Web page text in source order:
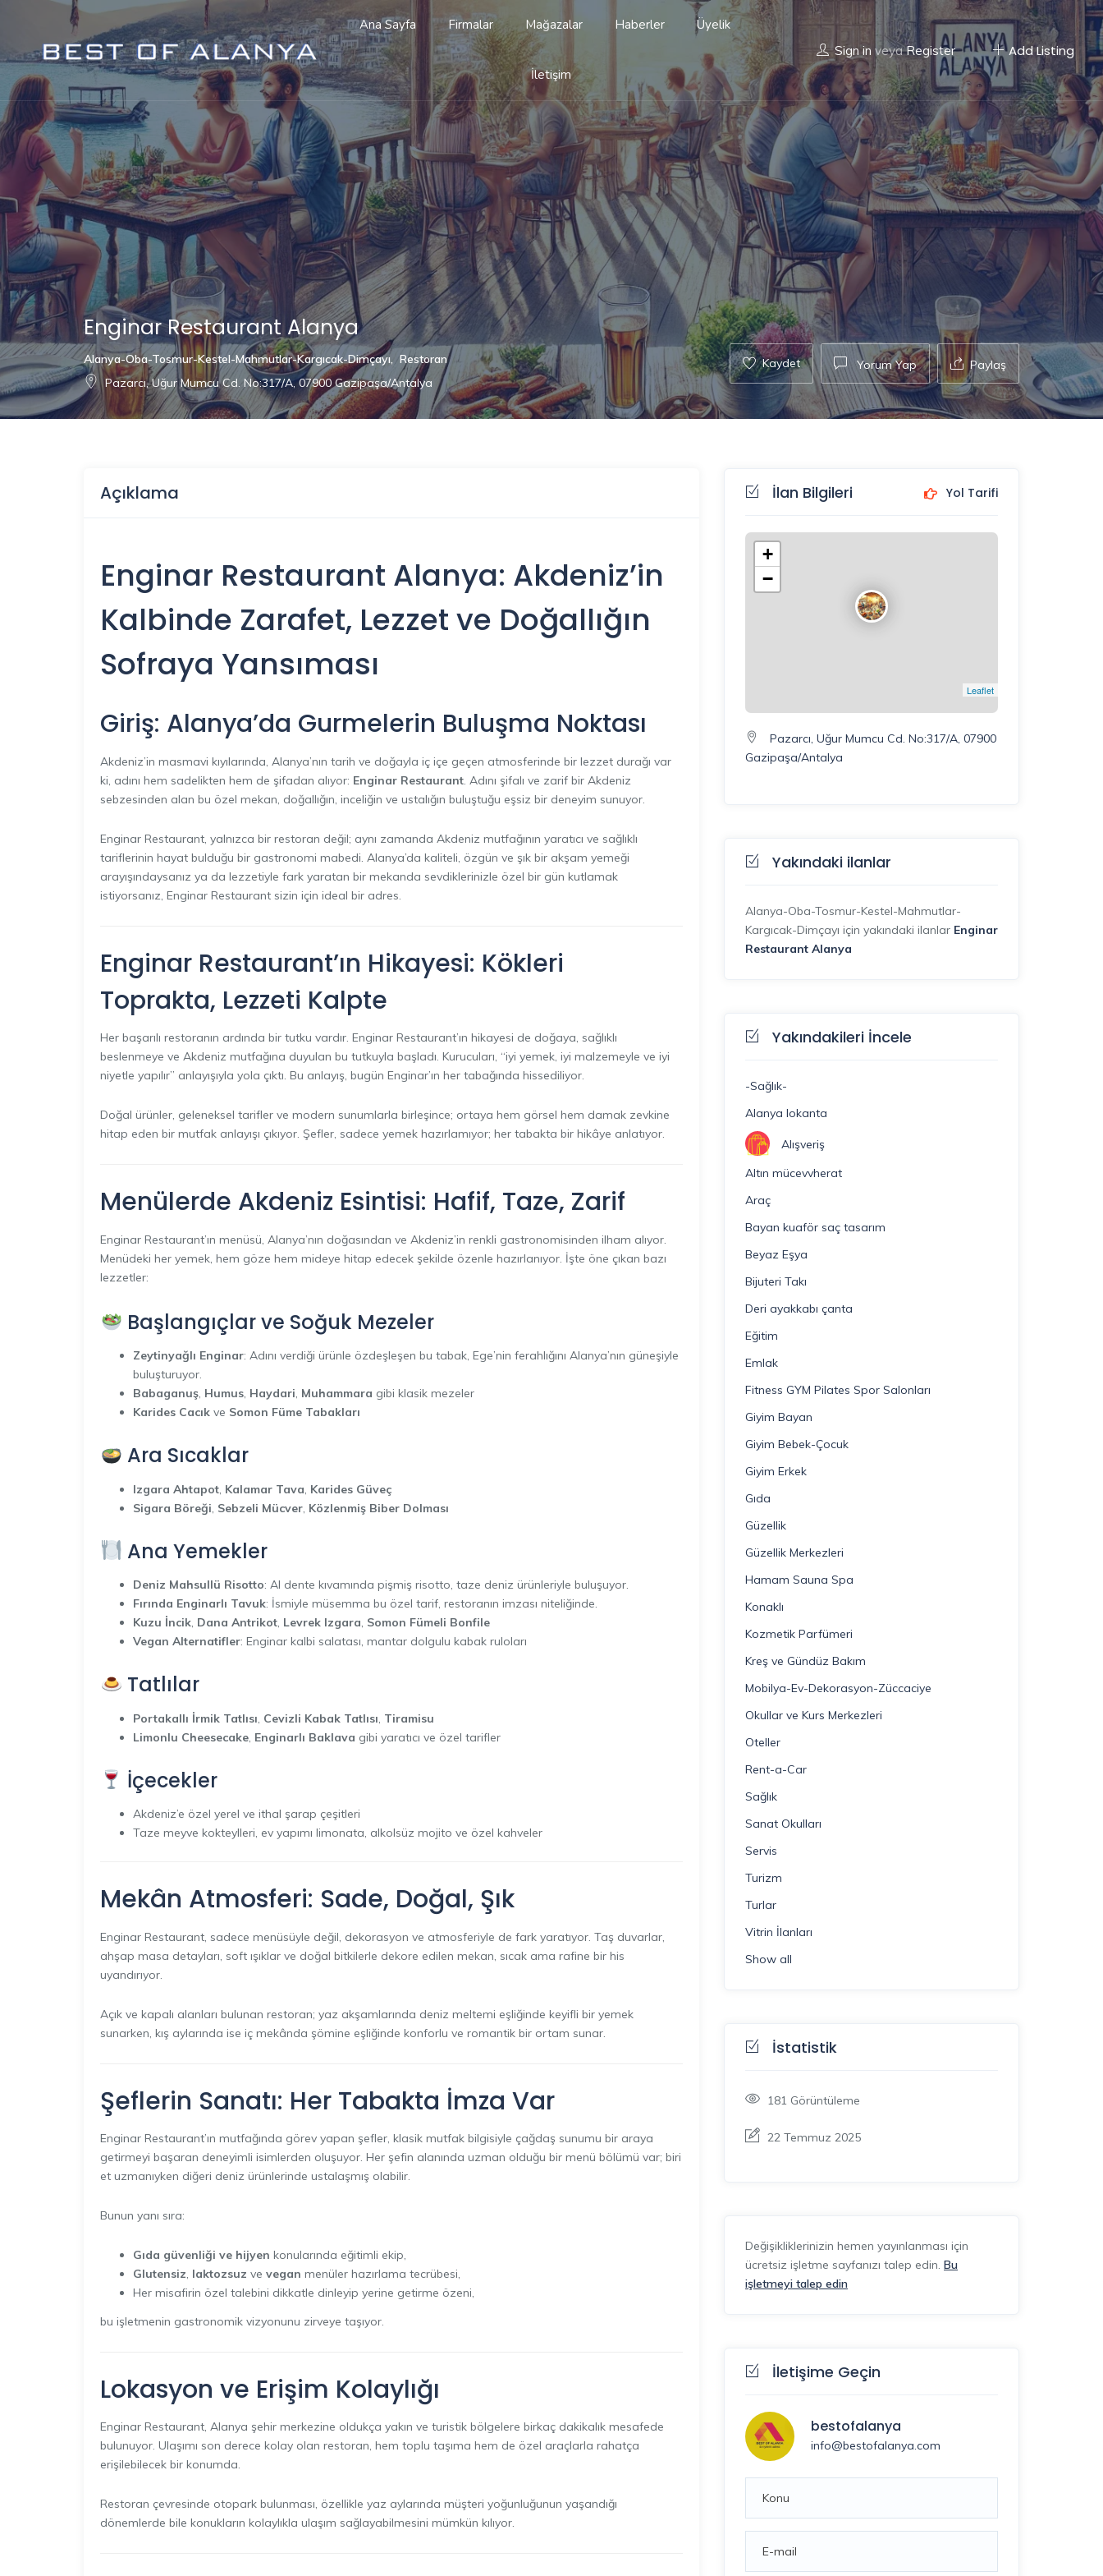
Ana Sayfa Firmalar Mağazalar Haberler Üyelik
İletişim
Sign in veya Register Add Listing
Enginar Restaurant Alanya
Alanya-Oba-Tosmur-Kestel-Mahmutlar-Kargıcak-Dimçayı, Restoran
Pazarcı, Uğur Mumcu Cd. No:317/A, 07900 Gazipaşa/Antalya
Kaydet Yorum Yap Paylaş
Açıklama
Enginar Restaurant Alanya: Akdeniz’in
Kalbinde Zarafet, Lezzet ve Doğallığın
Sofraya Yansıması
Giriş: Alanya’da Gurmelerin Buluşma Noktası
Akdeniz’in masmavi kıyılarında, Alanya’nın tarih ve doğayla iç içe geçen atmosferinde bir lezzet durağı var
ki, adını hem sadelikten hem de şifadan alıyor: Enginar Restaurant . Adını şifalı ve zarif bir Akdeniz
sebzesinden alan bu özel mekan, doğallığın, inceliğin ve ustalığın buluştuğu eşsiz bir deneyim sunuyor.
Enginar Restaurant, yalnızca bir restoran değil; aynı zamanda Akdeniz mutfağının yaratıcı ve sağlıklı
tariflerinin hayat bulduğu bir gastronomi mabedi. Alanya’da kaliteli, özgün ve şık bir akşam yemeği
arayışındaysanız ya da lezzetiyle fark yaratan bir mekanda sevdiklerinizle özel bir gün kutlamak
istiyorsanız, Enginar Restaurant sizin için ideal bir adres.
Enginar Restaurant’ın Hikayesi: Kökleri
Toprakta, Lezzeti Kalpte
Her başarılı restoranın ardında bir tutku vardır. Enginar Restaurant’ın hikayesi de doğaya, sağlıklı
beslenmeye ve Akdeniz mutfağına duyulan bu tutkuyla başladı. Kurucuları, “iyi yemek, iyi malzemeyle ve iyi
niyetle yapılır” anlayışıyla yola çıktı. Bu anlayış, bugün Enginar’ın her tabağında hissediliyor.
Doğal ürünler, geleneksel tarifler ve modern sunumlarla birleşince; ortaya hem görsel hem damak zevkine
hitap eden bir mutfak anlayışı çıkıyor. Şefler, sadece yemek hazırlamıyor; her tabakta bir hikâye anlatıyor.
Menülerde Akdeniz Esintisi: Hafif, Taze, Zarif
Enginar Restaurant’ın menüsü, Alanya’nın doğasından ve Akdeniz’in renkli gastronomisinden ilham alıyor.
Menüdeki her yemek, hem göze hem mideye hitap edecek şekilde özenle hazırlanıyor. İşte öne çıkan bazı
lezzetler:
Başlangıçlar ve Soğuk Mezeler
Zeytinyağlı Enginar: Adını verdiği ürünle özdeşleşen bu tabak, Ege’nin ferahlığını Alanya’nın güneşiyle
buluşturuyor.
Babaganuş, Humus, Haydari, Muhammara gibi klasik mezeler
Karides Cacık ve Somon Füme Tabakları
Ara Sıcaklar
Izgara Ahtapot Kalamar Tava Karides Güveç
Sigara Böreği Sebzeli Mücver Közlenmiş Biber Dolması
Ana Yemekler
Deniz Mahsullü Risotto: Al dente kıvamında pişmiş risotto, taze deniz ürünleriyle buluşuyor.
Fırında Enginarlı Tavuk: İsmiyle müsemma bu özel tarif, restoranın imzası niteliğinde.
Kuzu İncik, Dana Antrikot, Levrek Izgara, Somon Fümeli Bonfile
Vegan Alternatifler: Enginar kalbi salatası, mantar dolgulu kabak ruloları
Tatlılar
Portakallı İrmik Tatlısı Cevizli Kabak Tatlısı Tiramisu
Limonlu Cheesecake Enginarlı Baklava gibi yaratıcı ve özel tarifler
İçecekler
Akdeniz’e özel yerel ve ithal şarap çeşitleri
Taze meyve kokteylleri, ev yapımı limonata, alkolsüz mojito ve özel kahveler
Mekân Atmosferi: Sade, Doğal, Şık
Enginar Restaurant, sadece menüsüyle değil, dekorasyon ve atmosferiyle de fark yaratıyor. Taş duvarlar,
ahşap masa detayları, soft ışıklar ve doğal bitkilerle dekore edilen mekan, sıcak ama rafine bir his
uyandırıyor.
Açık ve kapalı alanları bulunan restoran; yaz akşamlarında deniz meltemi eşliğinde keyifli bir yemek
sunarken, kış aylarında ise iç mekânda şömine eşliğinde konforlu ve romantik bir ortam sunar.
Şeflerin Sanatı: Her Tabakta İmza Var
Enginar Restaurant’ın mutfağında görev yapan şefler, klasik mutfak bilgisiyle çağdaş sunumu bir araya
getirmeyi başaran deneyimli isimlerden oluşuyor. Her şefin alanında uzman olduğu bir menü bölümü var; biri
et uzmanıyken diğeri deniz ürünlerinde ustalaşmış olabilir.
Bunun yanı sıra:
Gıda güvenliği ve hijyen konularında eğitimli ekip,
Glutensiz, laktozsuz ve vegan menüler hazırlama tecrübesi,
Her misafirin özel talebini dikkatle dinleyip yerine getirme özeni,
bu işletmenin gastronomik vizyonunu zirveye taşıyor.
Lokasyon ve Erişim Kolaylığı
Enginar Restaurant, Alanya şehir merkezine oldukça yakın ve turistik bölgelere birkaç dakikalık mesafede
bulunuyor. Ulaşımı son derece kolay olan restoran, hem toplu taşıma hem de özel araçlarla rahatça
erişilebilecek bir konumda.
Restoran çevresinde otopark bulunması, özellikle yaz aylarında müşteri yoğunluğunun yaşandığı
dönemlerde bile konukların kolaylıkla ulaşım sağlayabilmesini mümkün kılıyor.
İlan Bilgileri Yol Tarifi
+
−
Leaflet
Pazarcı, Uğur Mumcu Cd. No:317/A, 07900
Gazipaşa/Antalya
Yakındaki ilanlar
Alanya-Oba-Tosmur-Kestel-Mahmutlar-
Kargıcak-Dimçayı için yakındaki ilanlar Enginar
Restaurant Alanya
Yakındakileri İncele
-Sağlık-
Alanya lokanta
Alışveriş
Altın mücevvherat
Araç
Bayan kuaför saç tasarım
Beyaz Eşya
Bijuteri Takı
Deri ayakkabı çanta
Eğitim
Emlak
Fitness GYM Pilates Spor Salonları
Giyim Bayan
Giyim Bebek-Çocuk
Giyim Erkek
Gıda
Güzellik
Güzellik Merkezleri
Hamam Sauna Spa
Konaklı
Kozmetik Parfümeri
Kreş ve Gündüz Bakım
Mobilya-Ev-Dekorasyon-Züccaciye
Okullar ve Kurs Merkezleri
Oteller
Rent-a-Car
Sağlık
Sanat Okulları
Servis
Turizm
Turlar
Vitrin İlanları
Show all
İstatistik
181 Görüntüleme
22 Temmuz 2025
Değişikliklerinizin hemen yayınlanması için
ücretsiz işletme sayfanızı talep edin. Bu
işletmeyi talep edin
İletişime Geçin
bestofalanya
info@bestofalanya.com